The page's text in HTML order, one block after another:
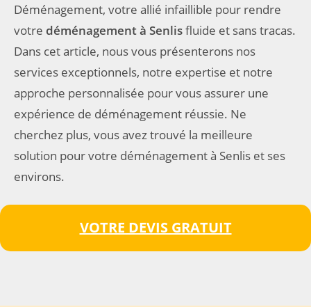
Déménagement, votre allié infaillible pour rendre
votre déménagement à Senlisfluide et sans tracas.
Dans cet article, nous vous présenterons nos
services exceptionnels, notre expertise et notre
approche personnalisée pour vous assurer une
expérience de déménagement réussie. Ne
cherchez plus, vous avez trouvé la meilleure
solution pour votre déménagement à Senlis et ses
environs.
VOTRE DEVIS GRATUIT